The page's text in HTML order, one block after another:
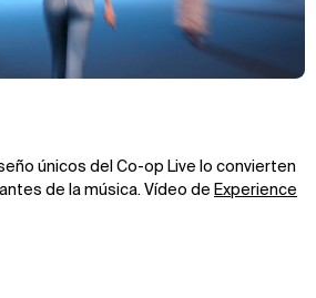
únicos del Co-op Live lo convierten
de la música. Vídeo de Experience